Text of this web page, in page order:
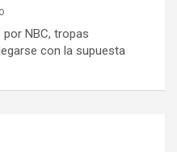
NBC, tropas
con la supuesta